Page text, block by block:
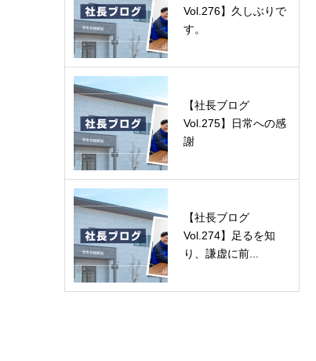
Vol.276】久しぶりで
す。
【社長ブログ
Vol.275】日常への感
謝
【社長ブログ
Vol.274】足るを知
り、謙虚に前...